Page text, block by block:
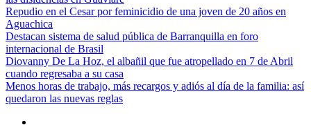
Repudio en el Cesar por feminicidio de una joven de 20 años en
Aguachica
Destacan sistema de salud pública de Barranquilla en foro
internacional de Brasil
Diovanny De La Hoz, el albañil que fue atropellado en 7 de Abril
cuando regresaba a su casa
Menos horas de trabajo, más recargos y adiós al día de la familia: así
quedaron las nuevas reglas